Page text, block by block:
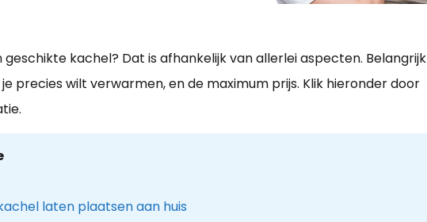
geschikte kachel? Dat is afhankelijk van allerlei aspecten. Belangrijk
je precies wilt verwarmen, en de maximum prijs. Klik hieronder door
laten plaatsen aan huis